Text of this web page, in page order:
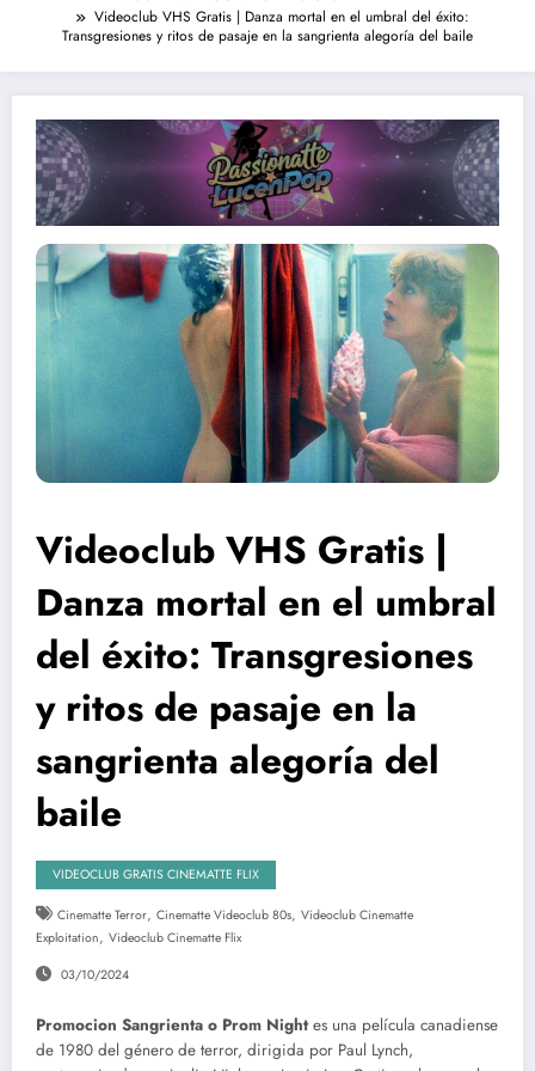
Videoclub VHS Gratis | Danza mortal en el umbral del éxito:
Transgresiones y ritos de pasaje en la sangrienta alegoría del baile
Videoclub VHS Gratis |
Danza mortal en el umbral
del éxito: Transgresiones
y ritos de pasaje en la
sangrienta alegoría del
baile
VIDEOCLUB GRATIS CINEMATTE FLIX
Cinematte Terror, Cinematte Videoclub 80s, Videoclub Cinematte
Exploitation, Videoclub Cinematte Flix
03/10/2024
Promocion Sangrienta o Prom Nightes una película canadiense
de 1980 del género de terror, dirigida por Paul Lynch,